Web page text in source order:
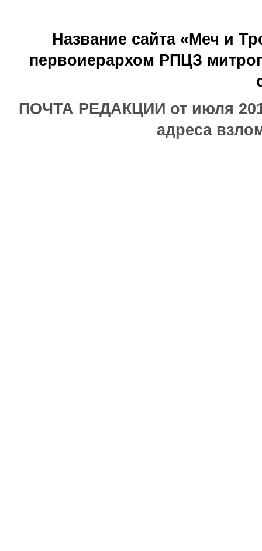
Название сайта «Меч и
первоиерархом РПЦЗ
ПОЧТА РЕДАКЦИИ от июля
адреса